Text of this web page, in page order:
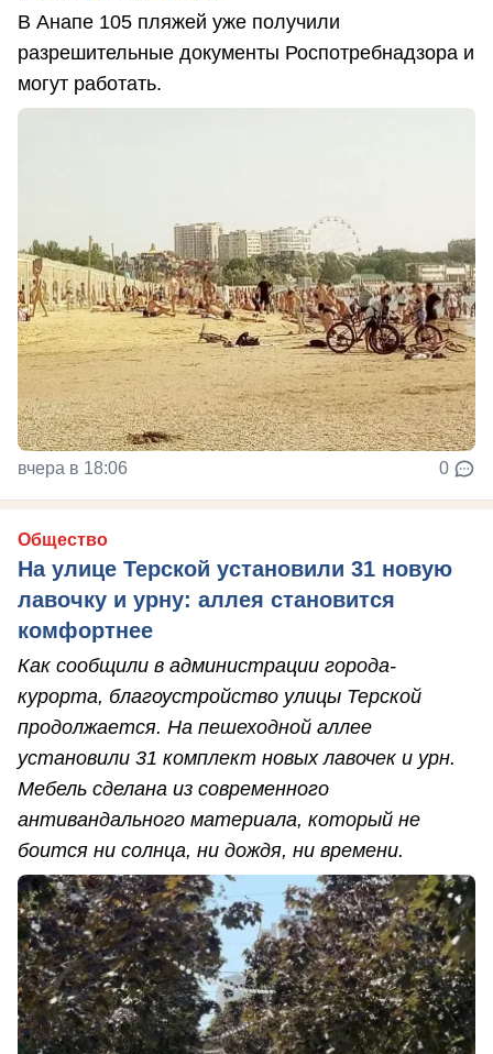
В Анапе 105 пляжей уже получили
разрешительные документы Роспотребнадзора и
могут работать.
вчера в 18:06 0
Общество
На улице Терской установили 31 новую
лавочку и урну: аллея становится
комфортнее
Как сообщили в администрации города-
курорта, благоустройство улицы Терской
продолжается. На пешеходной аллее
установили 31 комплект новых лавочек и урн.
Мебель сделана из современного
антивандального материала, который не
боится ни солнца, ни дождя, ни времени.